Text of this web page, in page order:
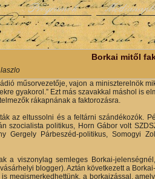
Programok
Borkai mitől
műsorvezetője, vajon a miniszterelnök
gyakorol.” Ezt más szavakkal máshol is
rákapnának a faktorozásra.
az eltussolni és a feltárni szándékozók.
szocialista politikus, Horn Gábor volt
Gergely Párbeszéd-politikus, Somogyi
a viszonylag semleges Borkai-
blogger). Aztán következett a
megismerkedhettünk, a borkaizással,